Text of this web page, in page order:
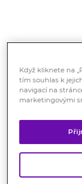
Megafyt
20 x 1,5 g
Rostlinný
funkční zácpy.
Značka:Megafyt
Když kliknete na
tím souhlas k
navigací na
marketingovými